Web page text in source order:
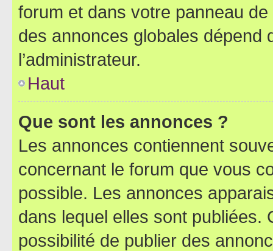
forum et dans votre panneau
des annonces globales dépend
l’administrateur.
Haut
Que sont les annonces ?
Les annonces contiennent
concernant le forum que vous
possible. Les annonces
dans lequel elles sont publiées.
possibilité de publier des